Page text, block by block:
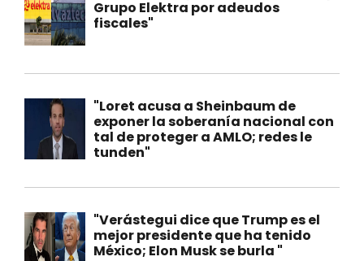
Grupo Elektra por adeudos
fiscales"
"Loret acusa a Sheinbaum de
exponer la soberanía nacional con
tal de proteger a AMLO; redes le
tunden"
"Verástegui dice que Trump es el
mejor presidente que ha tenido
México; Elon Musk se burla "